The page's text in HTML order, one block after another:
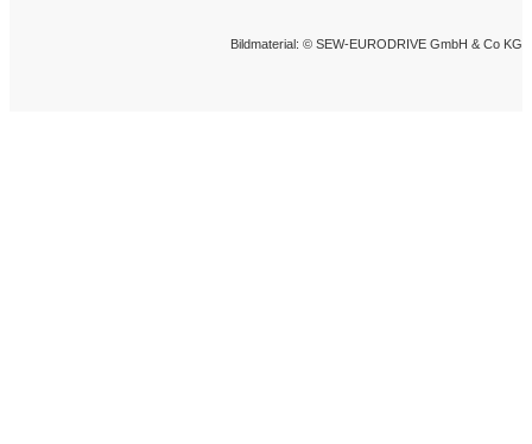
Bildmaterial: © SEW-EURODRIVE GmbH & Co KG